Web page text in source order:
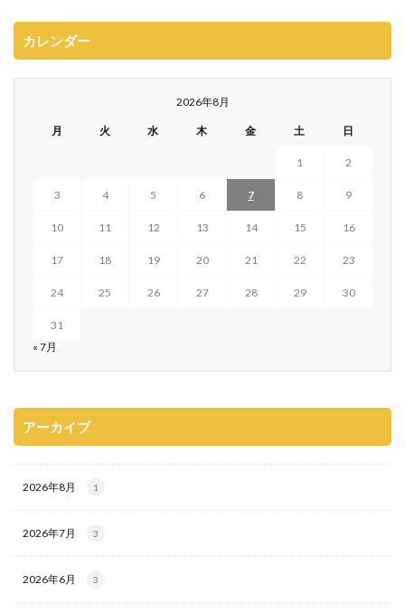
カレンダー
2026年8月
月 火 水 木 金 土 日
1 2
3 4 5 6 7 8 9
10 11 12 13 14 15 16
17 18 19 20 21 22 23
24 25 26 27 28 29 30
31
« 7月
アーカイブ
2026年8月 1
2026年7月 3
2026年6月 3